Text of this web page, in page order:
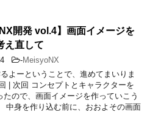
開発 vol.4】画面イメージを
え直して
-MeisyoNX
よーということで、進めてまいりま
| 次回 コンセプトとキャラクターを
たので、画面イメージを作っていこう
中身を作り込む前に、おおよその画面